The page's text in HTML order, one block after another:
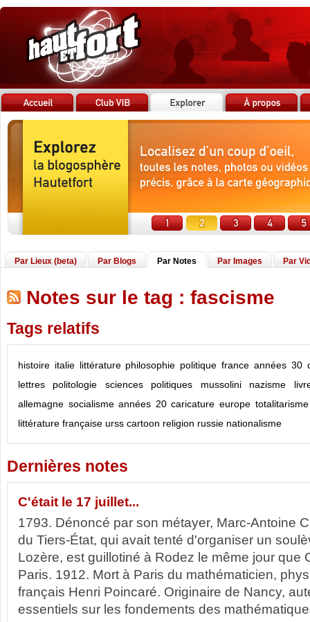
Par Lieux (beta) Par Blogs Par Notes Par Images Par
Notes sur le tag : fascisme
Tags relatifs
histoire italie littérature philosophie politique france années 30
lettres
politologie sciences politiques mussolini nazisme
allemagne socialisme années 20 caricature europe totalitarisme
littérature française urss cartoon religion russie nationalisme
Dernières notes
C'était le 17 juillet...
1793. Dénoncé par son métayer, Marc-Antoine
du Tiers-État, qui avait tenté d'organiser un
Lozère, est guillotiné à Rodez le même jour que
Paris. 1912. Mort à Paris du mathématicien,
français Henri Poincaré. Originaire de Nancy,
essentiels sur les fondements des